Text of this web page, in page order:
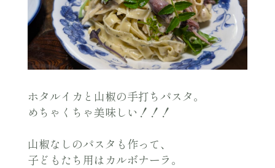
ホタルイカと山椒の手打ちパスタ。
めちゃくちゃ美味しい！！！
山椒なしのパスタも作って、
子どもたち用はカルボナーラ。